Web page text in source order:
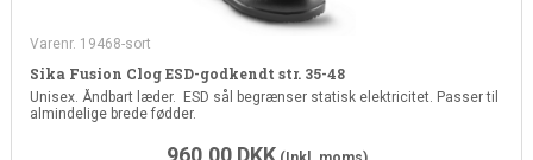
Varenr. 19468-sort
Sika Fusion Clog ESD-godkendt str. 35-48
Unisex. Åndbart læder. ESD sål begrænser statisk elektricitet. Passer til
almindelige brede fødder.
960,00 DKK